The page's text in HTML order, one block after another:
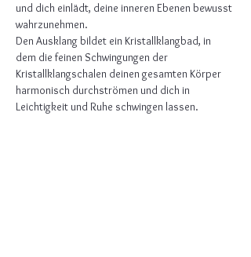
und dich einlädt, deine inneren Ebenen bewusst
wahrzunehmen.
Den Ausklang bildet ein Kristallklangbad, in
dem die feinen Schwingungen der
Kristallklangschalen deinen gesamten Körper
harmonisch durchströmen und dich in
Leichtigkeit und Ruhe schwingen lassen.